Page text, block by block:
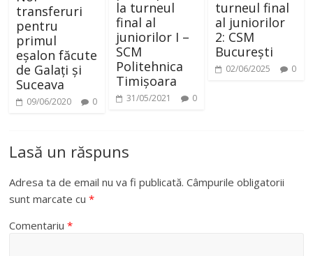
transferuri
pentru
primul
eșalon făcute
de Galați și
Suceava
09/06/2020 0
la turneul
final al
juniorilor I –
SCM
Politehnica
Timișoara
31/05/2021 0
turneul final
al juniorilor
2: CSM
București
02/06/2025 0
Lasă un răspuns
Adresa ta de email nu va fi publicată. Câmpurile obligatorii
sunt marcate cu*
Comentariu*